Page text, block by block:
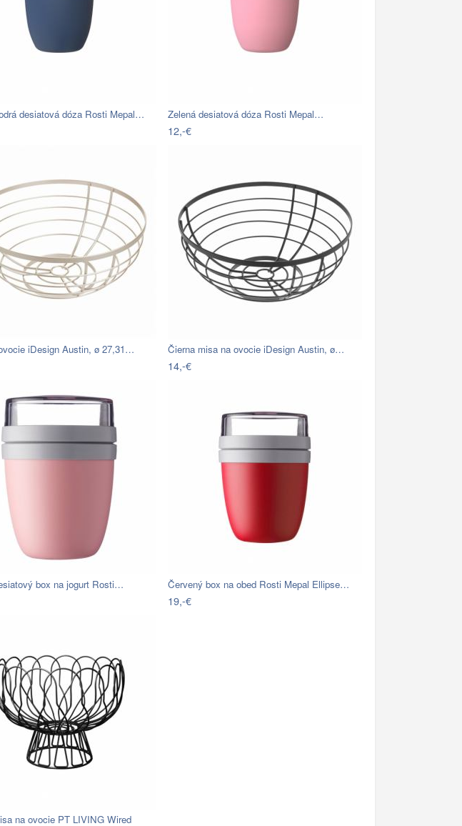
desiatová dóza Rosti Mepal… Zelená desiatová dóza Rosti Mepal…
12,-€
iDesign Austin, ø 27,31… Čierna misa na ovocie iDesign Austin, ø…
14,-€
box na jogurt Rosti… Červený box na obed Rosti Mepal Ellipse…
19,-€
na ovocie PT LIVING Wired